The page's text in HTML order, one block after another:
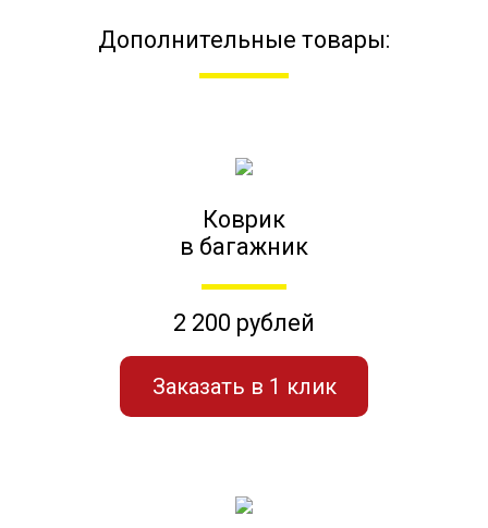
Дополнительные товары:
Коврик
в багажник
2 200 рублей
Заказать в 1 клик